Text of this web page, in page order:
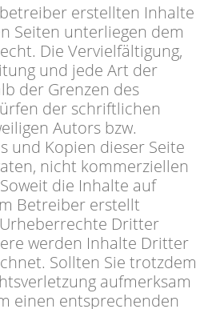
erstellten Inhalte
Seiten unterliegen dem
Die Vervielfältigung,
und jede Art der
der Grenzen des
der schriftlichen
Autors bzw.
und Kopien dieser Seite
nicht kommerziellen
die Inhalte auf
Betreiber erstellt
Dritter
werden Inhalte Dritter
Sollten Sie trotzdem
aufmerksam
einen entsprechenden